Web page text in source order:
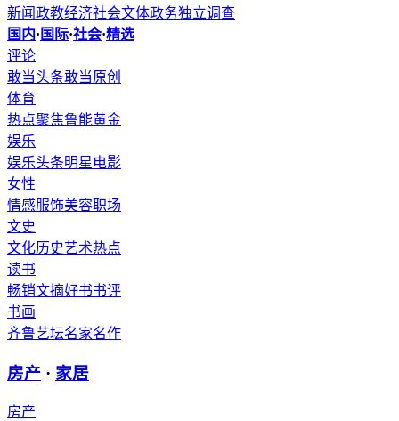
新闻政教经济社会文体政务独立调查
国内· 国际·社会·精选
评论
敢当头条敢当原创
体育
热点聚焦鲁能黄金
娱乐
娱乐头条明星 电影
女性
情感服饰美容职场
文史
文化历史艺术热点
读书
畅销文摘好书书评
书画
齐鲁艺坛名家名作
房产 · 家居
房产